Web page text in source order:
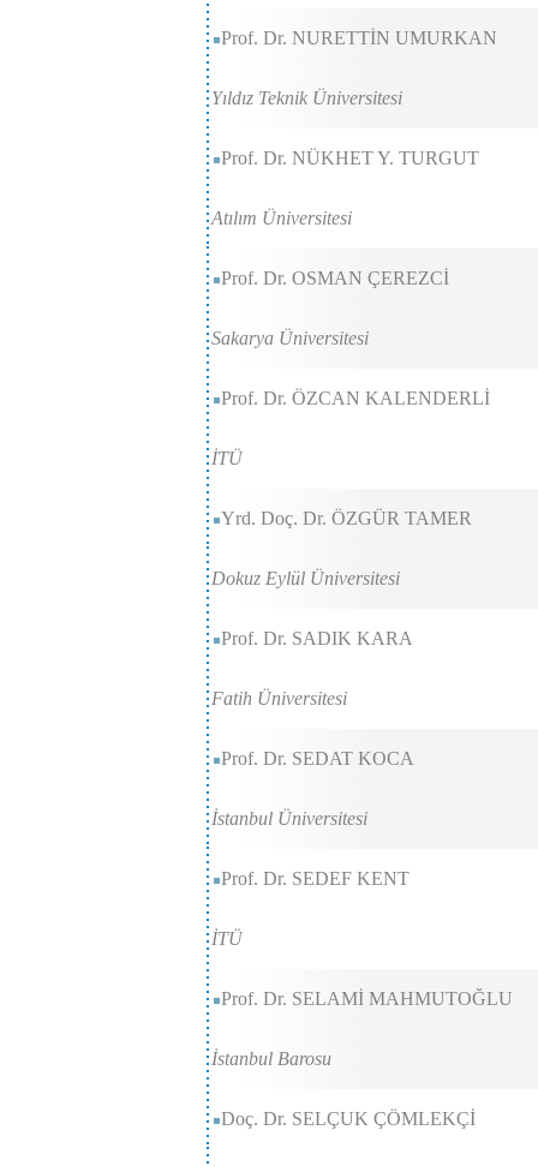
Prof. Dr. NURETTİN UMURKAN
Yıldız Teknik Üniversitesi
Prof. Dr. NÜKHET Y. TURGUT
Atılım Üniversitesi
Prof. Dr. OSMAN ÇEREZCİ
Sakarya Üniversitesi
Prof. Dr. ÖZCAN KALENDERLİ
İTÜ
Yrd. Doç. Dr. ÖZGÜR TAMER
Dokuz Eylül Üniversitesi
Prof. Dr. SADIK KARA
Fatih Üniversitesi
Prof. Dr. SEDAT KOCA
İstanbul Üniversitesi
Prof. Dr. SEDEF KENT
İTÜ
Prof. Dr. SELAMİ MAHMUTOĞLU
İstanbul Barosu
Doç. Dr. SELÇUK ÇÖMLEKÇİ